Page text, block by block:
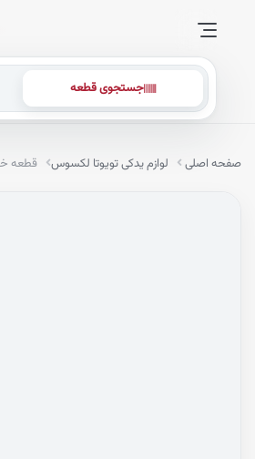
جستجوی قطعه
صفحه اصلی لوازم یدکی تویوتا لکسوس قطعه